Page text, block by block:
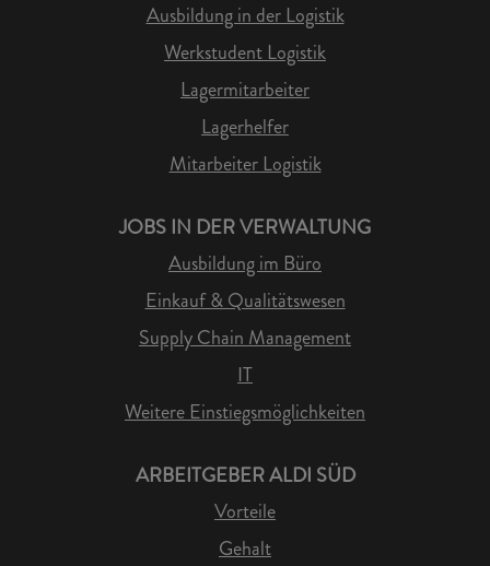
Ausbildung in der Logistik
Werkstudent Logistik
Lagermitarbeiter
Lagerhelfer
Mitarbeiter Logistik
JOBS IN DER VERWALTUNG
Ausbildung im Büro
Einkauf & Qualitätswesen
Supply Chain Management
IT
Weitere Einstiegsmöglichkeiten
ARBEITGEBER ALDI SÜD
Vorteile
Gehalt